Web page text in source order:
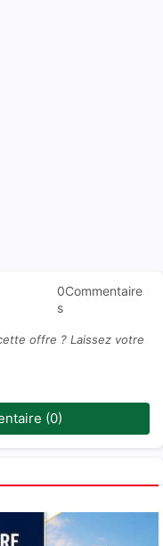
0Commentaire
s
offre ? Laissez votre
(0)